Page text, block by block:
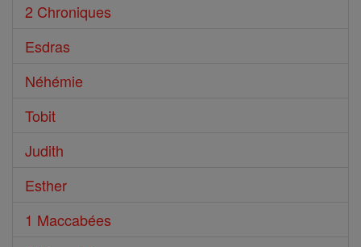
2 Chroniques
Esdras
Néhémie
Tobit
Judith
Esther
1 Maccabées